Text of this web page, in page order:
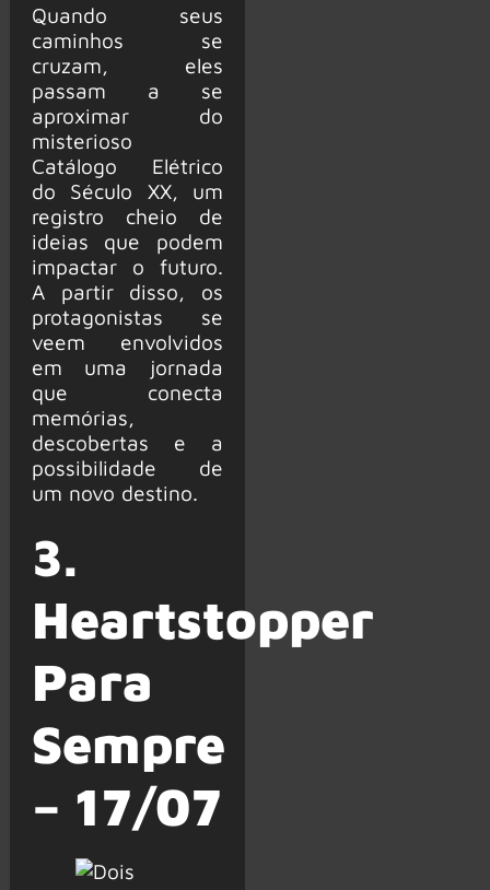
Quando seus
caminhos se
cruzam, eles
passam a se
aproximar do
misterioso
Catálogo Elétrico
do Século XX, um
registro cheio de
ideias que podem
impactar o futuro.
A partir disso, os
protagonistas se
veem envolvidos
em uma jornada
que conecta
memórias,
descobertas e a
possibilidade de
um novo destino.
3.
Heartstopper
Para
Sempre
– 17/07